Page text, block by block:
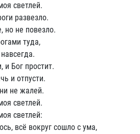
светлей.
развезло.
но не повезло.
туда,
и Бог простит.
и отпусти.
не жалей.
светлей.
светлей:
всё вокруг сошло с ума,